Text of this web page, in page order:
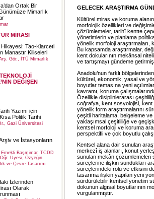
Ortak Bir
Mimarlık
MİRASI
Tao-Klarceti
Manastır Kiliseleri
Gör., İTÜ Mimarlık
DEĞİŞEN
Yazımı için
Politik Tarihi
Gazi Üniversitesi
ve İstasyonların
Başmimar, TCDD
Üyesi, Özyeğin
ve Çevre Tasarımı
İzlerinden
Olarak
GELECEK ARAŞTIRMA
Kültürel miras ve koruma
morfolojik özellikleri ve
çözümlemeler, tarihî kentte
yönetimlerin ve planlama
yönelik morfoloji
Bu kapsamda araştırmalar,
kent dokularının mekânsal
ve tartışmayı gündeme
Anadolu’nun farklı
kültürel, ekonomik, yasal ve
boyutlar temasına yeni
kavramı, koruma
Özellikle disiplinlerarası
coğrafya, kent sosyolojisi, kent
yönelik form araştırmalarını
çeşitli haritalama, belgeleme
yaklaşımsal çeşitliliğe ve
kentsel morfoloji ve koruma
perspektifli ve çok boyutlu
Kentsel alana dair sunulan
merkezî iş alanları, konut
sunulan mekân çözümlemeleri
süreçlerine ilişkin sundukları
süreçlerindeki rolü ve etkisini
tasarıma ilişkin yapılan yeni
sürdürülebilir kentsel yönetim
dokunun algısal boyutlarının
vurgulanmıştır.